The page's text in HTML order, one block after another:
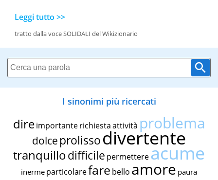
Leggi tutto >>
tratto dalla voce SOLIDALI del Wikizionario
I sinonimi più ricercati
dire importante richiestaattività problema
dolce prolissodivertente
tranquillodifficile permettereacume
inerme particolarefare bello amore paura